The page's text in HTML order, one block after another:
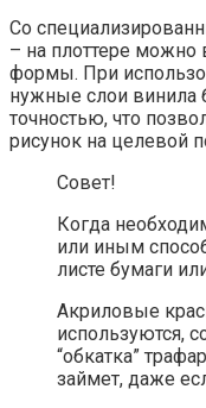
Со
– на плоттере можно
формы. При
нужные слои винила
точностью, что
рисунок на целевой
Совет!
Когда
или иным
листе бумаги
Акриловые
используются,
“обкатка”
займет, даже